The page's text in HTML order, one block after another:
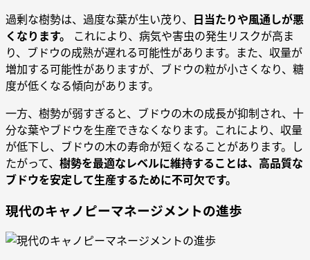
過剰な樹勢は、過度な葉が生い茂り、 日当たりや風通しが悪
くなります。
これにより、病気や害虫の発生リスクが高ま
り、ブドウの成熟が遅れる可能性があります。また、収量が
増加する可能性がありますが、ブドウの粒が小さくなり、糖
度が低くなる傾向があります。
一方、樹勢が弱すぎると、ブドウの木の成長が抑制され、十
分な葉やブドウを生産できなくなります。これにより、収量
が低下し、ブドウの木の寿命が短くなることがあります。し
たがって、 樹勢を最適なレベルに維持することは、高品質な
ブドウを安定して生産するために不可欠です。
現代のキャノピーマネージメントの進歩